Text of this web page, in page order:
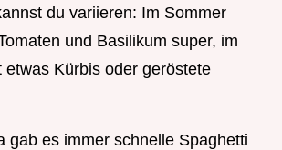
du variieren: Im Sommer
und Basilikum super, im
etwas Kürbis oder geröstete
gab es immer schnelle Spaghetti